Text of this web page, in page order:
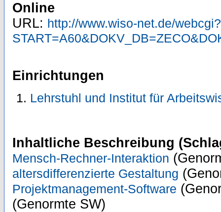
Online
URL: http://www.wiso-net.de/webcgi?
Einrichtungen
Lehrstuhl und Institut für
Inhaltliche Beschreibung
Mensch-Rechner-Interaktion
altersdifferenzierte Gestaltung
Projektmanagement-Software
(Genormte SW)